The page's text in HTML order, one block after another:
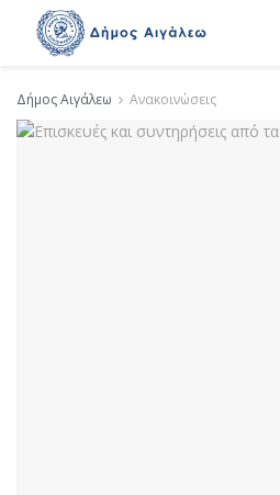
Δήμος Αιγάλεω Ανακοινώσεις